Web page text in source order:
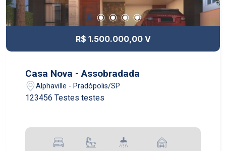
R$ 1.500.000,00 V
Casa Nova - Assobradada
Alphaville - Pradópolis/SP
123456 Testes testes